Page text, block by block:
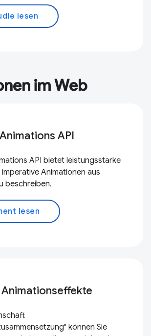
lesen
im Web
API
API bietet leistungsstarke
imperative Animationen aus
beschreiben.
lesen
können Sie